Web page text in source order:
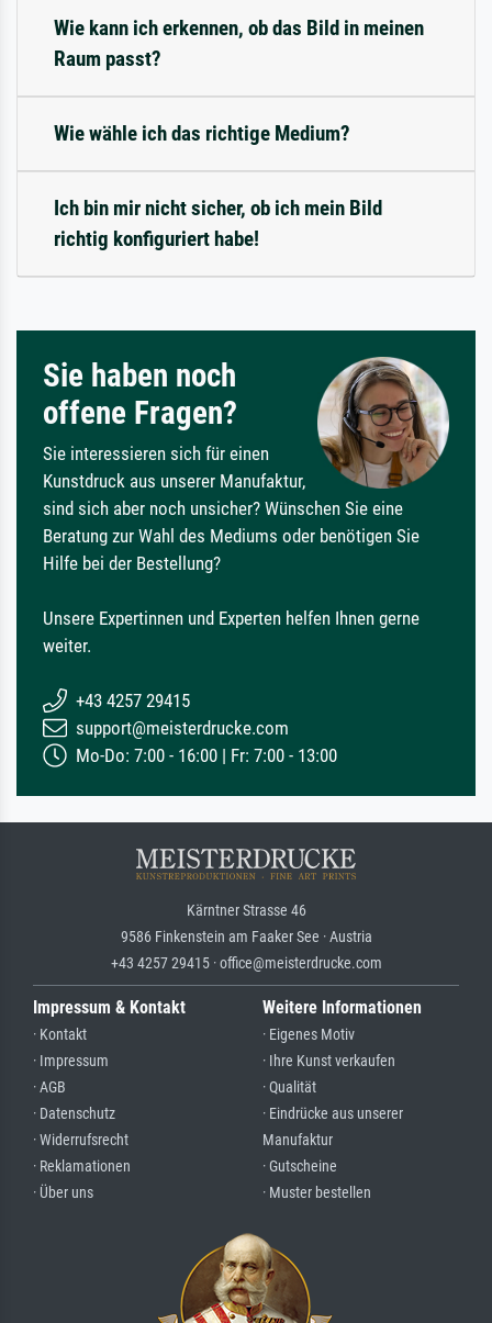
Wie kann ich erkennen, ob das Bild in meinen
Raum passt?
Wie wähle ich das richtige Medium?
Ich bin mir nicht sicher, ob ich mein Bild
richtig konfiguriert habe!
Sie haben noch
offene Fragen?
Sie interessieren sich für einen
Kunstdruck aus unserer Manufaktur,
sind sich aber noch unsicher? Wünschen Sie eine
Beratung zur Wahl des Mediums oder benötigen Sie
Hilfe bei der Bestellung?
Unsere Expertinnen und Experten helfen Ihnen gerne
weiter.
+43 4257 29415
support@meisterdrucke.com
Mo-Do: 7:00 - 16:00 | Fr: 7:00 - 13:00
Kärntner Strasse 46
9586 Finkenstein am Faaker See · Austria
+43 4257 29415 · office@meisterdrucke.com
Impressum & Kontakt
· Kontakt
· Impressum
· AGB
· Datenschutz
· Widerrufsrecht
· Reklamationen
· Über uns
Weitere Informationen
· Eigenes Motiv
· Ihre Kunst verkaufen
· Qualität
· Eindrücke aus unserer
Manufaktur
· Gutscheine
· Muster bestellen